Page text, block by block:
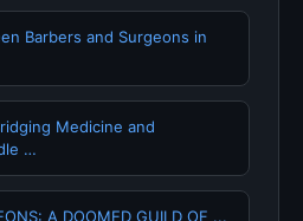
Barbers and Surgeons in
Medicine and
…
A DOOMED GUILD OF ...